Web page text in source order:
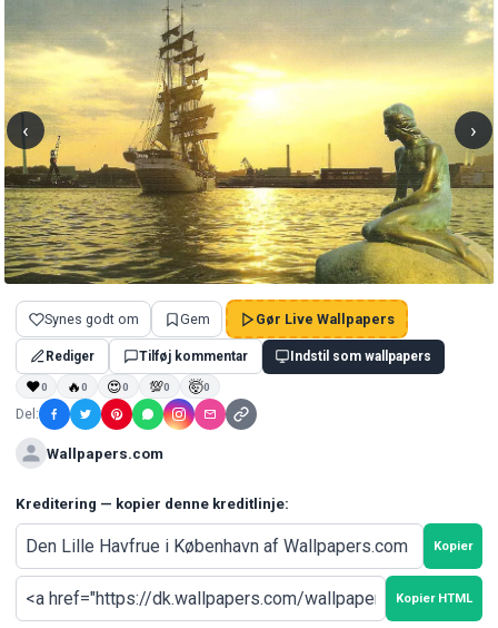
‹ ›
Synes godt om Gem Gør Live Wallpapers
Rediger Tilføj kommentar Indstil som wallpapers
❤0 🔥0 😍0 💯0 🤯0
Del:
Wallpapers.com
Kreditering — kopier denne kreditlinje:
Kopier
Kopier HTML